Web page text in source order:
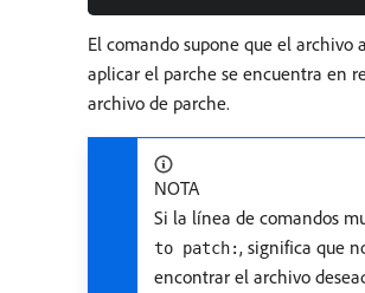
El comando supone que el archivo
aplicar el parche se encuentra en
archivo de parche.
NOTA
Si la línea de comandos
to patch:, significa que
encontrar el archivo